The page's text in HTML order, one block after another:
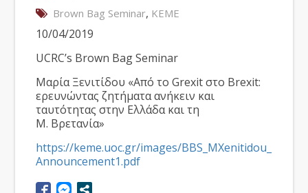
Brown Bag Seminar, ΚΕΜΕ
10/04/2019
UCRC’s Brown Bag Seminar
Μαρία Ξενιτίδου «Από το Grexit στο Brexit:
ερευνώντας ζητήματα ανήκειν και
ταυτότητας στην Ελλάδα και τη
Μ. Βρετανία»
https://keme.uoc.gr/images/BBS_MXenitidou_
Announcement1.pdf